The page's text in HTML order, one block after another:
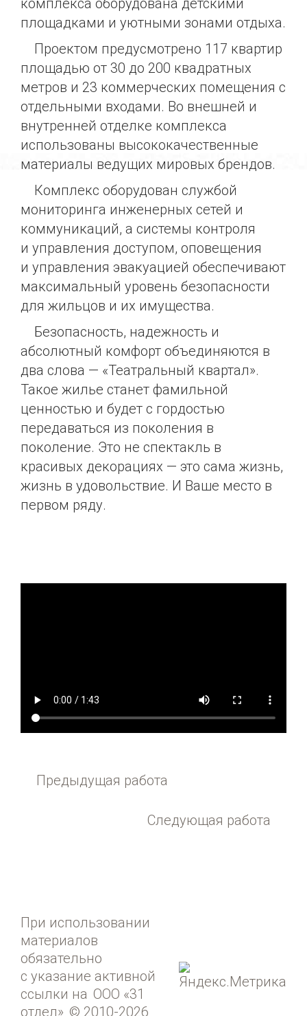
комплекса оборудована детскими
площадками и уютными зонами отдыха.
Проектом предусмотрено 117 квартир
площадью от 30 до 200 квадратных
метров и 23 коммерческих помещения с
отдельными входами. Во внешней и
внутренней отделке комплекса
использованы высококачественные
материалы ведущих мировых брендов.
Комплекс оборудован службой
мониторинга инженерных сетей и
коммуникаций, а системы контроля
и управления доступом, оповещения
и управления эвакуацией обеспечивают
максимальный уровень безопасности
для жильцов и их имущества.
Безопасность, надежность и
абсолютный комфорт объединяются в
два слова — «Театральный квартал».
Такое жилье станет фамильной
ценностью и будет с гордостью
передаваться из поколения в
поколение. Это не спектакль в
красивых декорациях — это сама жизнь,
жизнь в удовольствие. И Ваше место в
первом ряду.
Предыдущая работа
Следующая работа
При использовании
материалов
обязательно
с указание активной
ссылки на ООО «31
отдел» © 2010-2026